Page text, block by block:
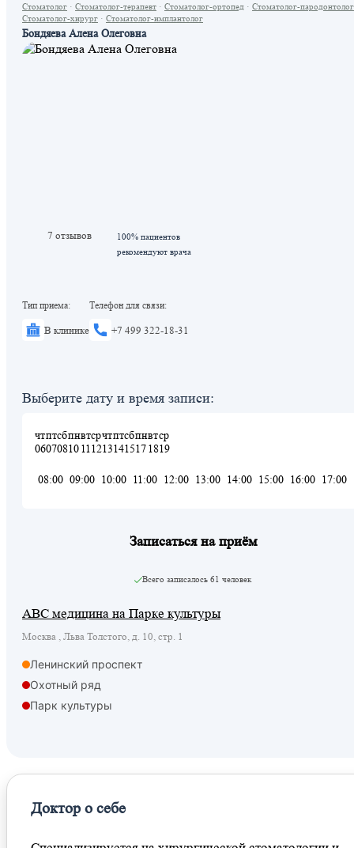
Стоматолог · Стоматолог-терапевт · Стоматолог-ортопед · Стоматолог-пародонтолог
Стоматолог-хирург · Стоматолог-имплантолог
Бондяева Алена Олеговна
7 отзывов
100% пациентов
рекомендуют врача
Тип приема:
В клинике
Телефон для связи:
+7 499 322-18-31
Выберите дату и время записи:
чт
06
пт
07
сб
08
пн
10
вт
11
ср
12
чт
13
пт
14
сб
15
пн
17
вт
18
ср
19
08:00 09:00 10:00 11:00 12:00 13:00 14:00 15:00 16:00 17:00
Записаться на приём
Всего записалось 61 человек
ABC медицина на Парке культуры
Москва , Льва Толстого, д. 10, стр. 1
Ленинский проспект
Охотный ряд
Парк культуры
Доктор о себе